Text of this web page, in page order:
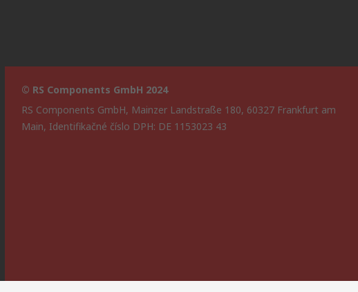
© RS Components GmbH 2024
RS Components GmbH, Mainzer Landstraße 180, 60327 Frankfurt am
Main, Identifikačné číslo DPH: DE 1153023 43